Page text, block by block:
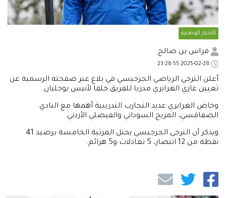
الأخبار الوطنية
فراس بن صالح
أعلن الترجي الرياضي الجرجيسي في بلاغ عبر صفحته الرسمية عن
تعيين غازي الغرايري مدربا للفريق خلفا لأنيس بوجلبان.
وخاض الغرايري عديد التجارب التدريبية أهمها مع النادي
الصفاقسي، المريخ السوداني والفيصلي الأردني.
ويذكر أن الترجي الجرجيسي يحتل المرتبة الخامسة برصيد 41
نقطة من 12 انتصار، 5 تعادلات و5 هزائم.